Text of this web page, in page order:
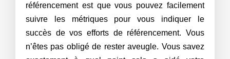
référencement est que vous pouvez facilement
suivre les métriques pour vous indiquer le
succès de vos efforts de référencement. Vous
n’êtes pas obligé de rester aveugle. Vous savez